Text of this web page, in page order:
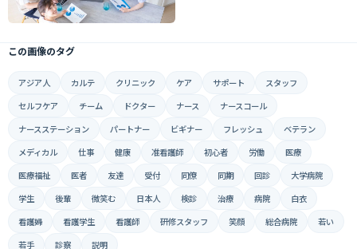
この画像のタグ
アジア人 カルテ クリニック ケア サポート
スタッフ
セルフケア
チーム ドクター ナース
ナースコール
ナースステーション
パートナー ビギナー フレッシュ
ベテラン
メディカル
仕事 健康 准看護師 初心者 労働
医療
医療福祉
医者 友達 受付 同僚 同期 回診
大学病院
学生
後輩 微笑む 日本人 検診 治療 病院
白衣
看護婦
看護学生 看護師 研修スタッフ 笑顔 総合病院
若い
若手
診察 説明